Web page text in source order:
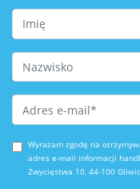
First Name
Last Name
Email Address *
Wyrażam zgodę na
adres e-mail informacji
Zwycięstwa 10, 44-100